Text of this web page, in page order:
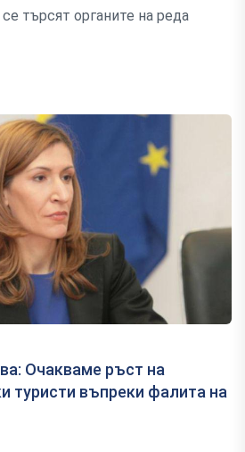
търсят органите на реда
Очакваме ръст на
туристи въпреки фалита на